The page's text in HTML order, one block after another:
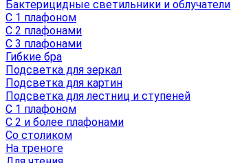
Бактерицидные светильники и облучатели
С 1 плафоном
С 2 плафонами
С 3 плафонами
Гибкие бра
Подсветка для зеркал
Подсветка для картин
Подсветка для лестниц и ступеней
С 1 плафоном
С 2 и более плафонами
Со столиком
На треноге